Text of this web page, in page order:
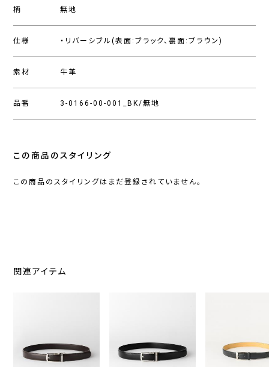
柄 無地
仕様 ・リバーシブル(表面:ブラック、裏面:ブラウン)
素材 牛革
品番 3-0166-00-001_BK/無地
この商品のスタイリング
この商品のスタイリングはまだ登録されていません。
関連アイテム